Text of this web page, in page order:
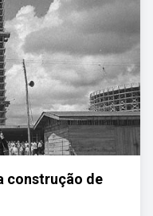
construção de